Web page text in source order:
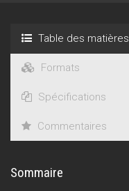
Table des matières
Formats
Spécifications
Commentaires
Sommaire